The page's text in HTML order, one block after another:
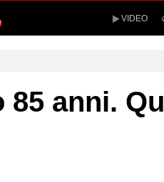
VIDEO
85 anni.